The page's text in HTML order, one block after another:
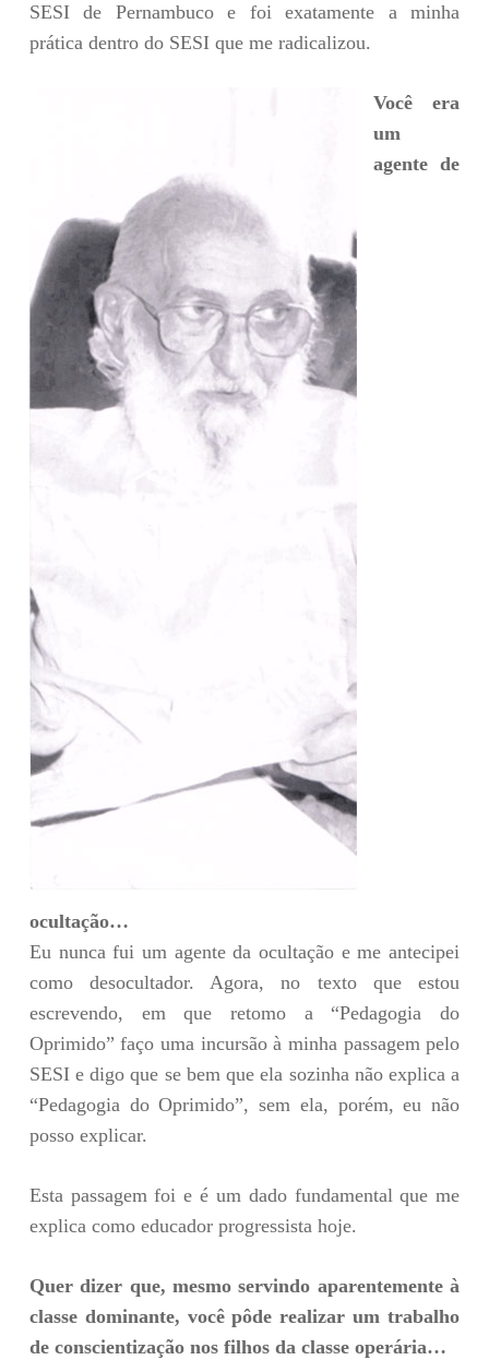
SESI de Pernambuco e foi exatamente a minha
prática dentro do SESI que me radicalizou.
Você era
um
agente de
ocultação…
Eu nunca fui um agente da ocultação e me antecipei
como desocultador. Agora, no texto que estou
escrevendo, em que retomo a “Pedagogia do
Oprimido” faço uma incursão à minha passagem pelo
SESI e digo que se bem que ela sozinha não explica a
“Pedagogia do Oprimido”, sem ela, porém, eu não
posso explicar.
Esta passagem foi e é um dado fundamental que me
explica como educador progressista hoje.
Quer dizer que, mesmo servindo aparentemente à
classe dominante, você pôde realizar um trabalho
de conscientização nos filhos da classe operária…